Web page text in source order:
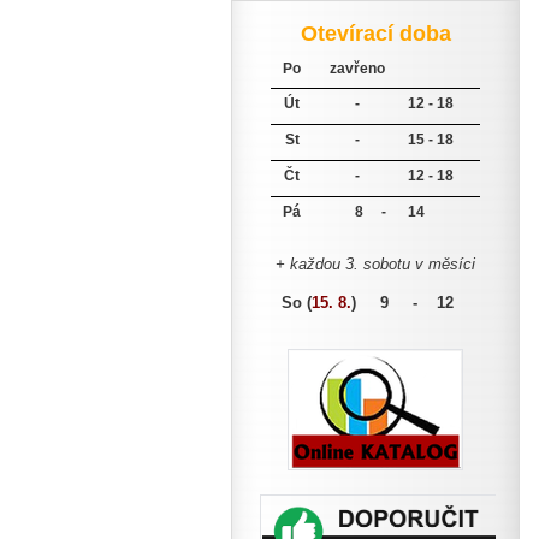
Otevírací doba
Po zavřeno
Út - 12 - 18
St - 15 - 18
Čt - 12 - 18
Pá 8 - 14
+ každou 3. sobotu v měsíci
So (15. 8.) 9 - 12